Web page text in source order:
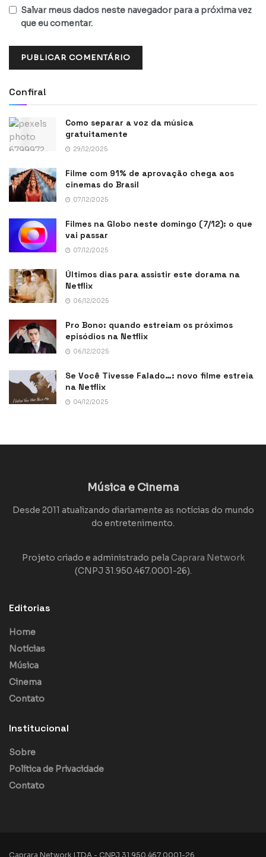
Salvar meus dados neste navegador para a próxima vez
que eu comentar.
Confira!
Como separar a voz da música
gratuitamente
29/12/2025
Filme com 91% de aprovação chega aos
cinemas do Brasil
07/12/2025
Filmes na Globo neste domingo (7/12): o que
vai passar
07/12/2025
Últimos dias para assistir este dorama na
Netflix
06/12/2025
Pro Bono: quando estreiam os próximos
episódios na Netflix
06/12/2025
Se Você Tivesse Falado…: novo filme estreia
na Netflix
04/12/2025
Música e Cinema
Desde 2011 atualizando diariamente as notícias do mundo
do entretenimento.
Projeto criado e administrado pela Caprara Network
(CNPJ 31.950.467.0001-26).
Editorias
Home
Notícias
Música
Cinema
Contato
Institucional
Sobre
Política de Privacidade
Contato
Caprara Network LTDA - CNPJ 31.950.467.0001-26